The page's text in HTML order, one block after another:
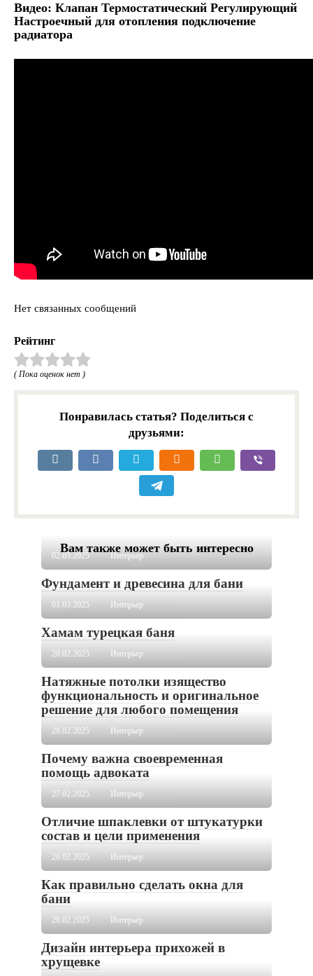
Видео: Клапан Термостатический Регулирующий
Настроечный для отопления подключение
радиатора
Нет связанных сообщений
Рейтинг
( Пока оценок нет )
Понравилась статья? Поделиться с
друзьями:
Вам также может быть интересно
02.03.2025 Интерьер
Фундамент и древесина для бани
01.03.2025 Интерьер
Хамам турецкая баня
28.02.2025 Интерьер
Натяжные потолки изящество
функциональность и оригинальное
решение для любого помещения
28.02.2025 Интерьер
Почему важна своевременная
помощь адвоката
27.02.2025 Интерьер
Отличие шпаклевки от штукатурки
состав и цели применения
26.02.2025 Интерьер
Как правильно сделать окна для
бани
26.02.2025 Интерьер
Дизайн интерьера прихожей в
хрущевке